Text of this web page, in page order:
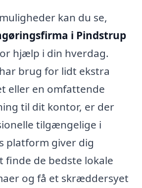
kan du se,
i Pindstrup
hjælp i din hverdag.
brug for lidt ekstra
eller en omfattende
til dit kontor, er der
tilgængelige i
platform giver dig
finde de bedste lokale
og få et skræddersyet